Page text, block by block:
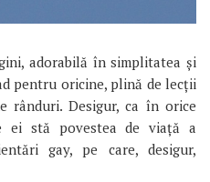
adorabilă în simplitatea și
pentru oricine, plină de lecții
rânduri. Desigur, ca în orice
ei stă povestea de viață a
gay, pe care, desigur,